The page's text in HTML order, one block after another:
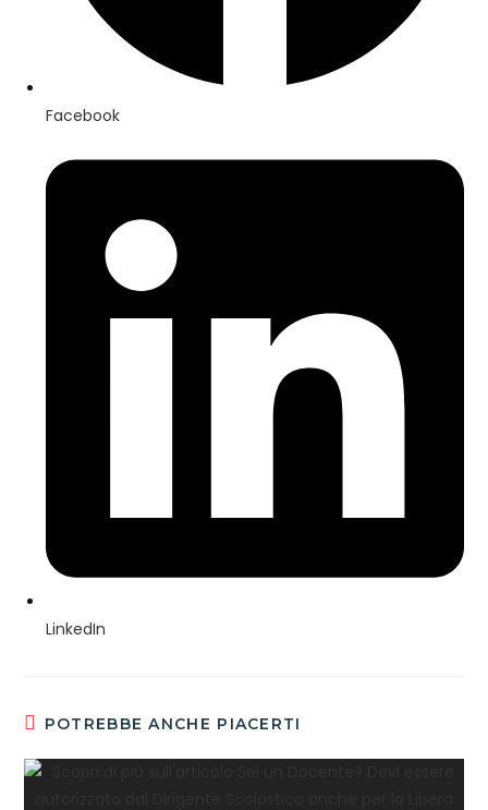
Facebook
LinkedIn
POTREBBE ANCHE PIACERTI